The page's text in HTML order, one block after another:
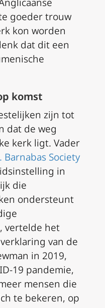
goeder trouw
kon worden
dat dit een
komst
zijn tot
dat de weg
kerk ligt. Vader
Barnabas Society
in
die
ondersteunt
vertelde het
van de
in 2019,
19 pandemie,
mensen die
te bekeren, op